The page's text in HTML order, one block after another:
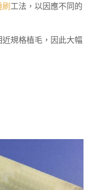
刷工法，以因應不同的
近規格植毛，因此大幅